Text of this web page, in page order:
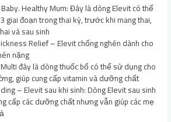
Healthy Mum: Đây là dòng Elevit có thể
giai đoạn trong thai kỳ, trước khi mang thai,
và sau sinh
Relief – Elevit chống nghén dành cho
nặng
đây là dòng thuốc bổ có thể sử dụng cho
giúp cung cấp vitamin và dưỡng chất
– Elevit sau khi sinh: Dòng Elevit sau sinh
cấp các dưỡng chất nhưng vẫn giúp các mẹ